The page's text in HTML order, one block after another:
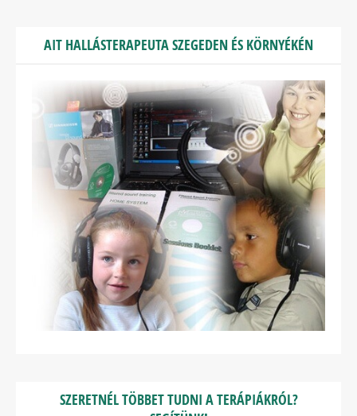
AIT HALLÁSTERAPEUTA SZEGEDEN ÉS KÖRNYÉKÉN
SZERETNÉL TÖBBET TUDNI A TERÁPIÁKRÓL?